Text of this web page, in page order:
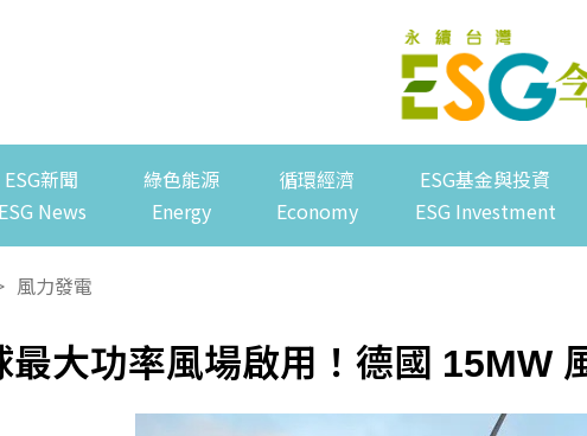
ESG新聞
ESG News
綠色能源
Energy
循環經濟
Economy
ESG基金與投資
ESG Investment
風力發電
最大功率風場啟用！德國 15MW